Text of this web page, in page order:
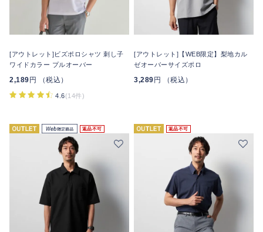
[アウトレット]ビズポロシャツ 刺し子
ワイドカラー プルオーバー
2,189 円 （税込）
4.6(14件)
[アウトレット]【WEB限定】梨地カル
ゼオーバーサイズポロ
3,289 円 （税込）
返品不可 返品不可